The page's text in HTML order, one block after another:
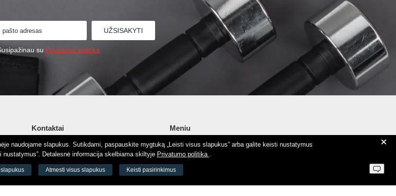
su Privatumo politika
Kontaktai
Šv. Stepono g. 27C, Vilnius, Lietuva
+37060779864
Meniu
Apie Aeromix
Kontaktai
+
naudojame slapukus. Sutikdami, paspauskite mygtuką „Leisti visus slapukus” arba galite keisti nustatymus
nustatymus”. Detalesnė informacija skelbiama skiltyje Privatumo politika .
Atmesti visus slapukus Keisti pasirinkimus